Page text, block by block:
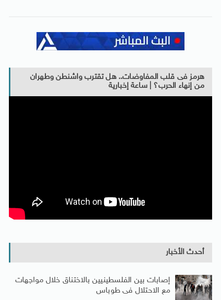
هرمز فى قلب المفاوضات.. هل تقترب واشنطن وطهران
من إنهاء الحرب؟ | ساعة إخبارية
أحدث الأخبار
إصابات بين الفلسطينيين بالاختناق خلال مواجهات
مع الاحتلال فى طوباس